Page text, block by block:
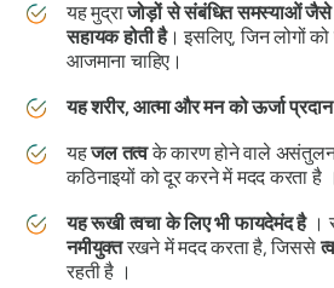
यहमुद्राजोड़ों से संबंधित समस्याओं जैसे
सहायक होती है। इसलिए, जिन लोगों
आजमाना चाहिए।
यह शरीर, आत्मा और मन को ऊर्जा
यहजल तत्वके कारण होने वाले
कठिनाइयों को दूर करने में मदद करता है ।
यह रूखी त्वचा के लिए भी फायदेमंद है।
नमीयुक्तरखने में मदद करता है, जिससे
रहती है ।